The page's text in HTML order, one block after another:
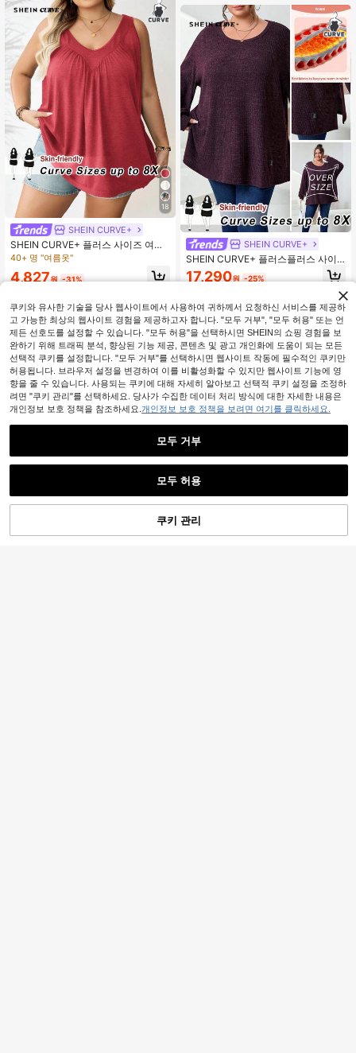
18
SHEIN CURVE+
SHEIN CURVE+ 플러스 사이즈 여성
V넥 루즈 탱크탑, 2026년 새해 발렌타
40+ 명 "여름옷"
4,827원 -31%
SHEIN CURVE+
SHEIN CURVE+ 플러스플러스 사이
즈 여성 캐주얼 솔리드 컬러 립드 사이
드 슬릿 디테일 티셔츠, 가을/겨울
17,290원 -25%
45% 할인!
쿠키와 유사한 기술을 당사 웹사이트에서 사용하여 귀하께서 요청하신 서비스를 제공하
고 가능한 최상의 웹사이트 경험을 제공하고자 합니다. "모두 거부", "모두 허용" 또는 언
제든 선호도를 설정할 수 있습니다. "모두 허용"을 선택하시면 SHEIN의 쇼핑 경험을 보
완하기 위해 트래픽 분석, 향상된 기능 제공, 콘텐츠 및 광고 개인화에 도움이 되는 모든
선택적 쿠키를 설정합니다. "모두 거부"를 선택하시면 웹사이트 작동에 필수적인 쿠키만
허용됩니다. 브라우저 설정을 변경하여 이를 비활성화할 수 있지만 웹사이트 기능에 영
향을 줄 수 있습니다. 사용되는 쿠키에 대해 자세히 알아보고 선택적 쿠키 설정을 조정하
려면 "쿠키 관리"를 선택하세요. 당사가 수집한 데이터 처리 방식에 대한 자세한 내용은
개인정보 보호 정책을 참조하세요. 개인정보 보호 정책을 보려면 여기를 클릭하세요.
모두 거부
모두 허용
쿠키 관리